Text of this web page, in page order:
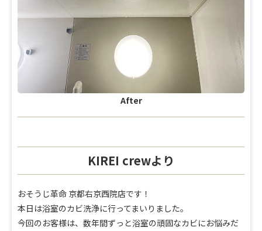
After
KIREI crewより
おそうじ革命 京都右京西院店です！
本日は浴室のカビ洗浄に行ってまいりました。
今回のお客様は、数年間ずっと浴室の頑固なカビにお悩みだ